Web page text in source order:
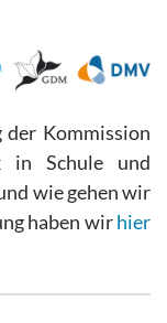
Kommission
in Schule und
wie gehen wir
haben wirhier